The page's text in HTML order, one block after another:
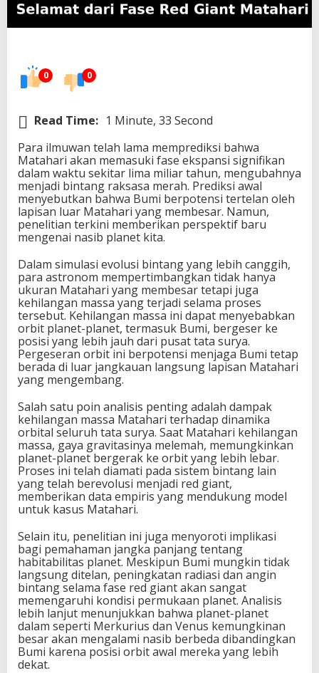
e
n
u
m
i
S
e
l
a
m
t
d
a
r
i
F
a
s
e
R
d
G
i
a
n
t
M
a
t
h
a
r
i
0 0
Read Time: 1 Minute, 33 Second
Para ilmuwan telah lama memprediksi bahwa
Matahari akan memasuki fase ekspansi signifikan
dalam waktu sekitar lima miliar tahun, mengubahnya
menjadi bintang raksasa merah. Prediksi awal
menyebutkan bahwa Bumi berpotensi tertelan oleh
lapisan luar Matahari yang membesar. Namun,
penelitian terkini memberikan perspektif baru
mengenai nasib planet kita.
Dalam simulasi evolusi bintang yang lebih canggih,
para astronom mempertimbangkan tidak hanya
ukuran Matahari yang membesar tetapi juga
kehilangan massa yang terjadi selama proses
tersebut. Kehilangan massa ini dapat menyebabkan
orbit planet-planet, termasuk Bumi, bergeser ke
posisi yang lebih jauh dari pusat tata surya.
Pergeseran orbit ini berpotensi menjaga Bumi tetap
berada di luar jangkauan langsung lapisan Matahari
yang mengembang.
Salah satu poin analisis penting adalah dampak
kehilangan massa Matahari terhadap dinamika
orbital seluruh tata surya. Saat Matahari kehilangan
massa, gaya gravitasinya melemah, memungkinkan
planet-planet bergerak ke orbit yang lebih lebar.
Proses ini telah diamati pada sistem bintang lain
yang telah berevolusi menjadi red giant,
memberikan data empiris yang mendukung model
untuk kasus Matahari.
Selain itu, penelitian ini juga menyoroti implikasi
bagi pemahaman jangka panjang tentang
habitabilitas planet. Meskipun Bumi mungkin tidak
langsung ditelan, peningkatan radiasi dan angin
bintang selama fase red giant akan sangat
memengaruhi kondisi permukaan planet. Analisis
lebih lanjut menunjukkan bahwa planet-planet
dalam seperti Merkurius dan Venus kemungkinan
besar akan mengalami nasib berbeda dibandingkan
Bumi karena posisi orbit awal mereka yang lebih
dekat.